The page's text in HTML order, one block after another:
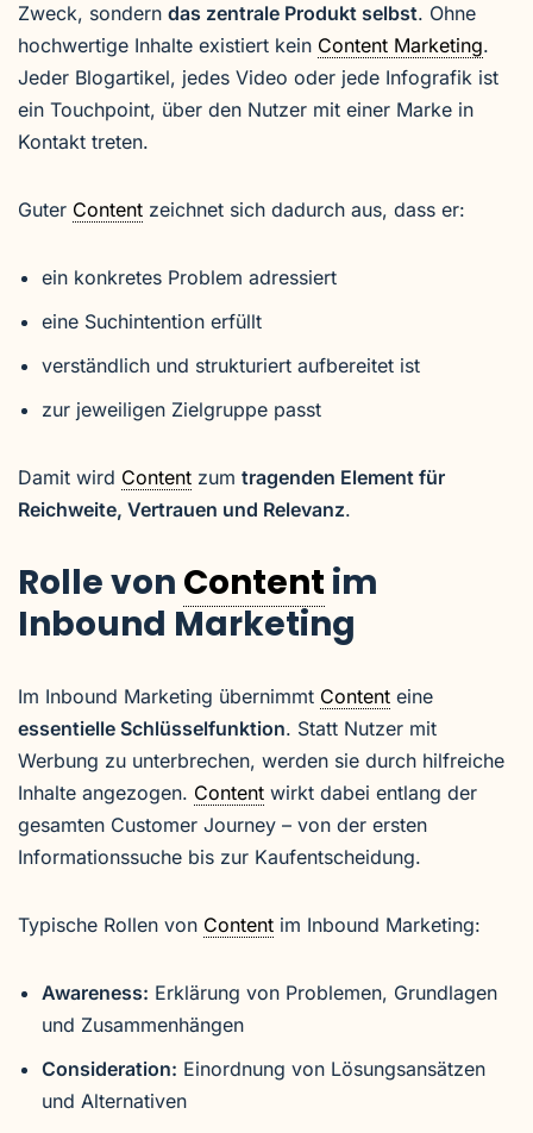
Zweck, sondern das zentrale Produkt selbst. Ohne
hochwertige Inhalte existiert kein Content Marketing.
Jeder Blogartikel, jedes Video oder jede Infografik ist
ein Touchpoint, über den Nutzer mit einer Marke in
Kontakt treten.
Guter Content zeichnet sich dadurch aus, dass er:
ein konkretes Problem adressiert
eine Suchintention erfüllt
verständlich und strukturiert aufbereitet ist
zur jeweiligen Zielgruppe passt
Damit wird Content zum tragenden Element für
Reichweite, Vertrauen und Relevanz.
Rolle von Content im
Inbound Marketing
Im Inbound Marketing übernimmt Content eine
essentielle Schlüsselfunktion. Statt Nutzer mit
Werbung zu unterbrechen, werden sie durch hilfreiche
Inhalte angezogen. Content wirkt dabei entlang der
gesamten Customer Journey – von der ersten
Informationssuche bis zur Kaufentscheidung.
Typische Rollen von Content im Inbound Marketing:
Awareness: Erklärung von Problemen, Grundlagen
und Zusammenhängen
Consideration: Einordnung von Lösungsansätzen
und Alternativen